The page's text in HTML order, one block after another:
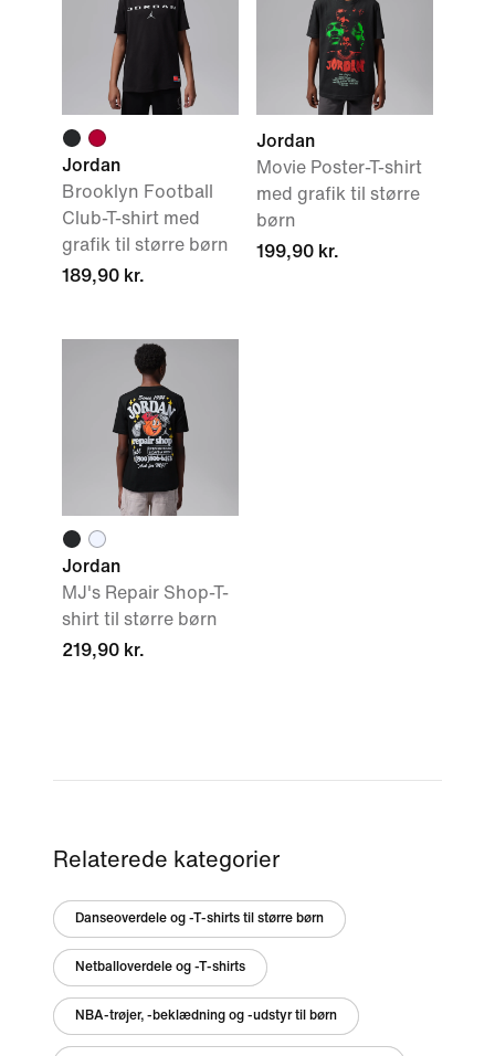
Jordan
Brooklyn Football
Club-T-shirt med
grafik til større børn
189,90 kr.
Jordan
Movie Poster-T-shirt
med grafik til større
børn
199,90 kr.
Jordan
MJ's Repair Shop-T-
shirt til større børn
219,90 kr.
Relaterede kategorier
Danseoverdele og -T-shirts til større børn
Netballoverdele og -T-shirts
NBA-trøjer, -beklædning og -udstyr til børn